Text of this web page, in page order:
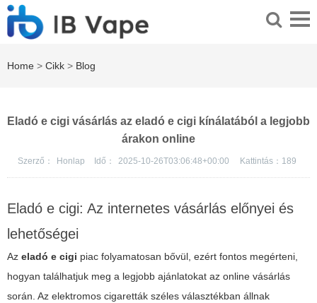
Home > Cikk > Blog
Eladó e cigi vásárlás az eladó e cigi kínálatából a legjobb
árakon online
Szerző： Honlap Idő： 2025-10-26T03:06:48+00:00 Kattintás： 189
Eladó e cigi: Az internetes vásárlás előnyei és
lehetőségei
Az eladó e cigi piac folyamatosan bővül, ezért fontos megérteni,
hogyan találhatjuk meg a legjobb ajánlatokat az online vásárlás
során. Az elektromos cigaretták széles választékban állnak